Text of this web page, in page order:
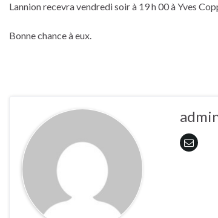
Lannion recevra vendredi soir à 19 h 00 à Yves
Bonne chance à eux.